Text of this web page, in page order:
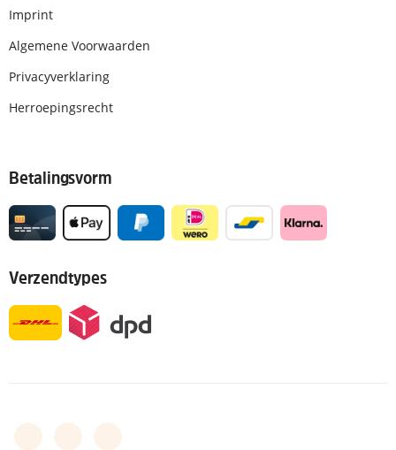
Imprint
Algemene Voorwaarden
Privacyverklaring
Herroepingsrecht
Betalingsvorm
Verzendtypes